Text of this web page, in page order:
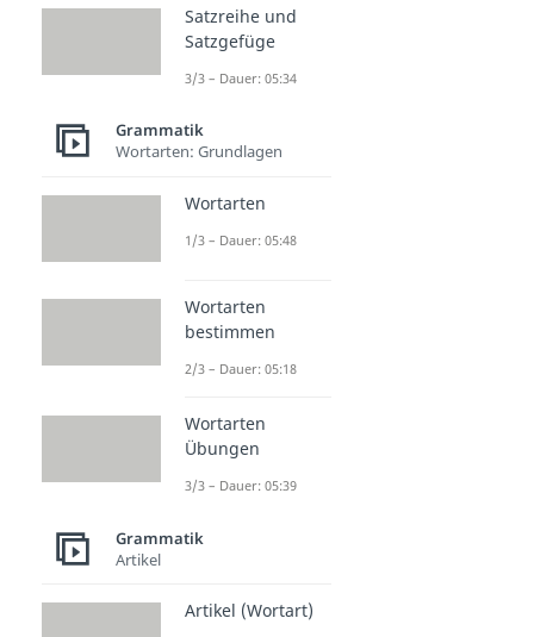
Satzreihe und
Satzgefüge
3/3 – Dauer: 05:34
Grammatik
Wortarten: Grundlagen
Wortarten
1/3 – Dauer: 05:48
Wortarten
bestimmen
2/3 – Dauer: 05:18
Wortarten
Übungen
3/3 – Dauer: 05:39
Grammatik
Artikel
Artikel (Wortart)